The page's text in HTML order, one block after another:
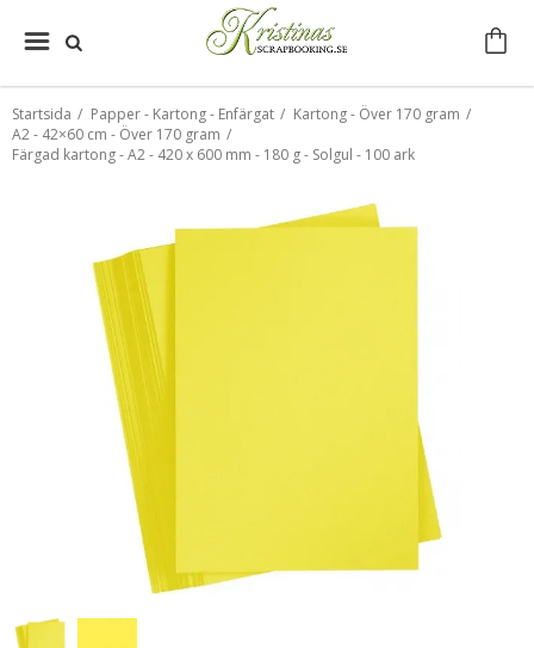
Startsida / Papper - Kartong - Enfärgat / Kartong - Över 170 gram /
A2 - 42×60 cm - Över 170 gram /
Färgad kartong - A2 - 420 x 600 mm - 180 g - Solgul - 100 ark